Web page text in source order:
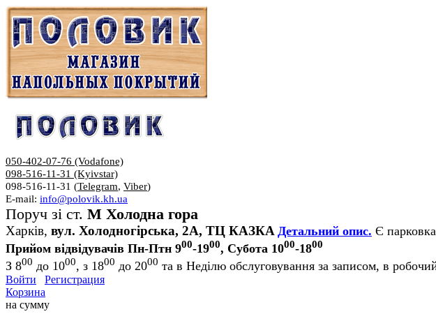
050-402-07-76 (Vodafone)
098-516-11-31 (Kyivstar)
098-516-11-31 (Telegram, Viber)
E-mail: info@polovik.kh.ua
Поруч зі ст. М Холодна гора
Харків, вул. Холодногірська, 2А, ТЦ КАЗКА Детальний опис. Є
Прийом відвідувачів Пн-Птн 900-1900, Субота 1000-1800
З 800 до 1000, з 1800 до 2000 та в Неділю обслуговування за записом, в
Войти
Регистрация
Корзина
на сумму